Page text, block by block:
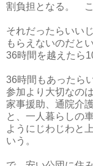
割負担となる。 こ
それだったらいい
もらえないのだとい
36時間を越えたら
36時間もあったら
参加より大切なのは
家事援助、通院介
と、一人暮らしの
ようにじわじわと
いう。